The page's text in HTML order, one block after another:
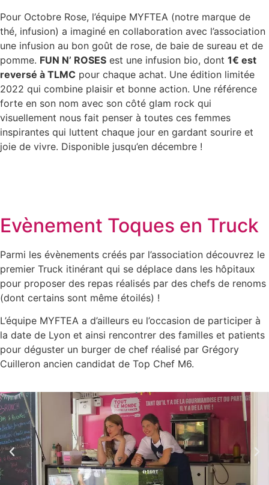
Pour Octobre Rose, l’équipe MYFTEA (notre marque de
thé, infusion) a imaginé en collaboration avec l’association
une infusion au bon goût de rose, de baie de sureau et de
pomme. FUN N’ ROSES est une infusion bio, dont 1€ est
reversé à TLMC pour chaque achat. Une édition limitée
2022 qui combine plaisir et bonne action. Une référence
forte en son nom avec son côté glam rock qui
visuellement nous fait penser à toutes ces femmes
inspirantes qui luttent chaque jour en gardant sourire et
joie de vivre. Disponible jusqu’en décembre !
Evènement Toques en Truck
Parmi les évènements créés par l’association découvrez le
premier Truck itinérant qui se déplace dans les hôpitaux
pour proposer des repas réalisés par des chefs de renoms
(dont certains sont même étoilés) !
L’équipe MYFTEA a d’ailleurs eu l’occasion de participer à
la date de Lyon et ainsi rencontrer des familles et patients
pour déguster un burger de chef réalisé par Grégory
Cuilleron ancien candidat de Top Chef M6.